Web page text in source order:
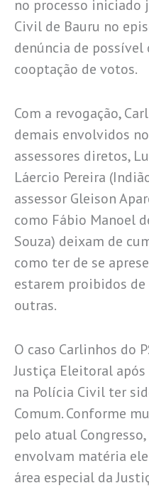
no processo iniciado
Civil de Bauru no
denúncia de
cooptação de votos.
Com a revogação,
demais envolvidos
assessores diretos,
Láercio Pereira
assessor Gleison
como Fábio Manoel
Souza) deixam de
como ter de se
estarem proibidos
outras.
O caso Carlinhos do
Justiça Eleitoral
na Polícia Civil ter
Comum. Conforme
pelo atual
envolvam matéria
área especial da